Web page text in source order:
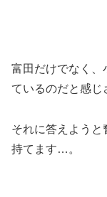
富田だけでなく、
ているのだと感じ
それに答えよう
持てます…。